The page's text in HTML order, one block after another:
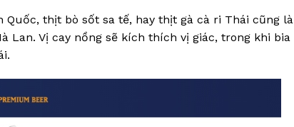
Quốc, thịt bò sốt sa tế, hay thịt gà cà ri Thái cũng là
Lan. Vị cay nồng sẽ kích thích vị giác, trong khi bia